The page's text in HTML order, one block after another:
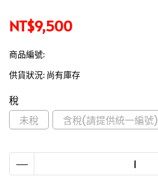
NT$9,500
商品編號:
供貨狀況: 尚有庫存
稅
未稅
含稅(請提供統一編號)